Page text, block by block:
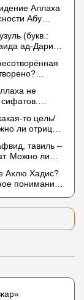
Аллаха
Абу
слова,
(букв.:
ад-Дарими
не
то цель/
ли отрицать
ибнтавиль –
Можно ли
кейфа»
Ахлю Хадис?
понимание